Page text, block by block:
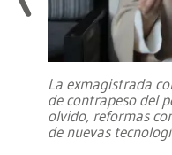
La exmagistrada
de contrapeso del
olvido, reformas
de nuevas